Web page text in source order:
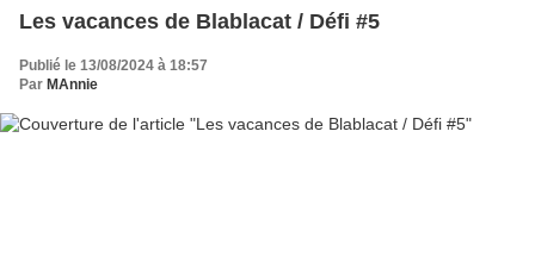
Les vacances de Blablacat / Défi #5
Publié le 13/08/2024 à 18:57
Par MAnnie